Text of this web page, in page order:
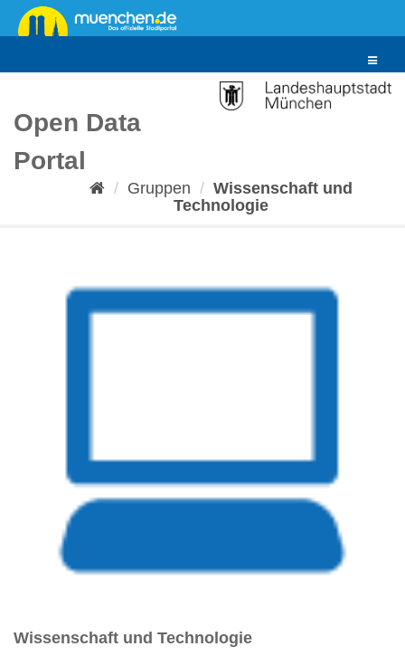
Überspringen
zum
Toggle
Open Data
Portal
Gruppen
Wissenschaft und
Technologie
Wissenschaft und Technologie